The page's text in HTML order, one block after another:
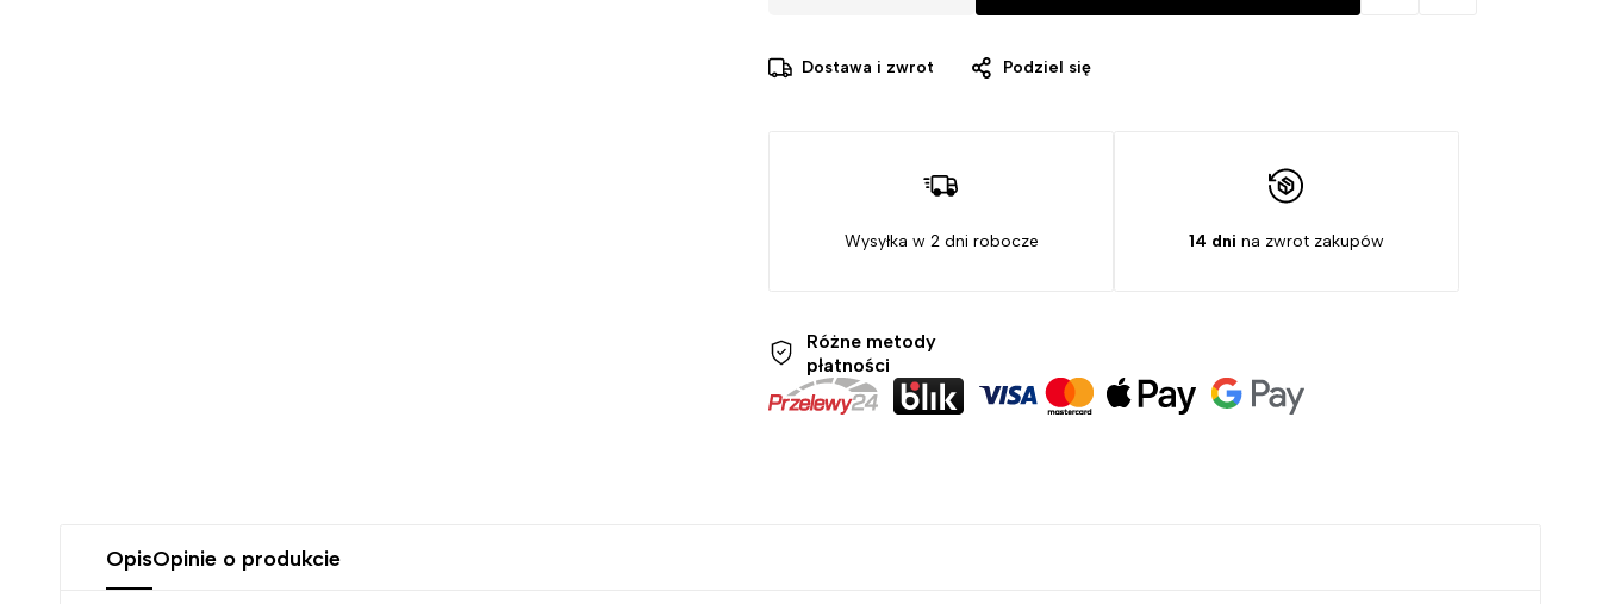
Dostawa i zwrot Podziel się
Wysyłka w 2 dni robocze 14 dni na zwrot zakupów
Różne metody
płatności
OpisOpinie o produkcie